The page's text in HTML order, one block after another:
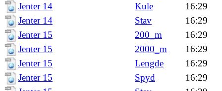
Jenter 14
Kule
16:29
Jenter 14
Stav
16:29
Jenter 15
200_m
16:29
Jenter 15
2000_m
16:29
Jenter 15
Lengde
16:29
Jenter 15
Spyd
16:29